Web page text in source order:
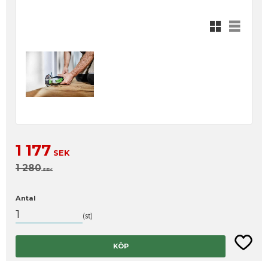
Rutnätsvy
Listvy
Nedsatt pris:
1 177 SEK
Ordinarie pris:
1 280SEK
Antal
st
KÖP Lägg